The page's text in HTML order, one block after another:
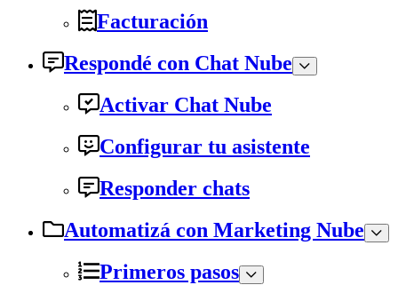
Facturación
Respondé con Chat Nube
Activar Chat Nube
Configurar tu asistente
Responder chats
Automatizá con Marketing Nube
Primeros pasos